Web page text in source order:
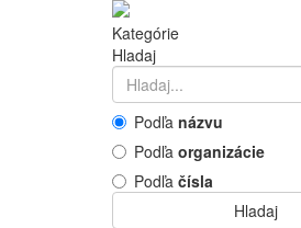
Kategórie
Hladaj
Podľa názvu
Podľa organizácie
Podľa čísla
Hladaj